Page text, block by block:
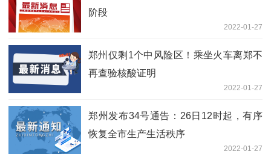
阶段
2022-01-27
郑州仅剩1个中风险区！乘坐火车离郑不
再查验核酸证明
2022-01-27
郑州发布34号通告：26日12时起，有序
恢复全市生产生活秩序
2022-01-27